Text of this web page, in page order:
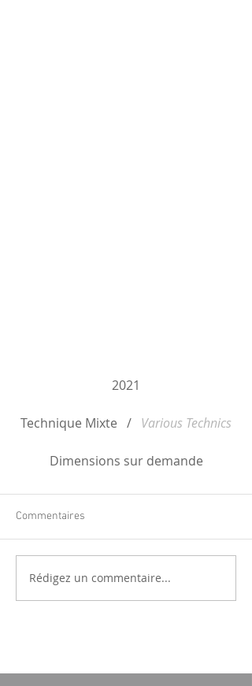
2021
Technique Mixte   / Various Technics
Dimensions sur demande
Commentaires
Rédigez un commentaire...